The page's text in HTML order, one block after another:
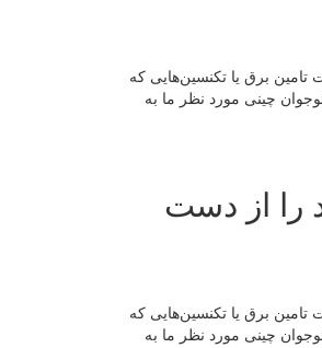
برق یا تکنسین‌هایی که
چینی مورد نظر ما به
را از دست
برق یا تکنسین‌هایی که
چینی مورد نظر ما به